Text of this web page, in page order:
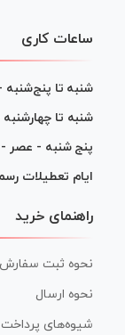
ساعات کاری
شنبه تا
شنبه تا
پنج شنبه - عصر -
ایام تعطیلات
راهنمای خرید
نحوه ثبت سفارش
نحوه ارسال
شیوه‌های پرداخت